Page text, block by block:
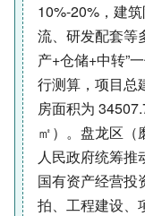
10%-20%，建
流、研发配套等
产+仓储+中转”
行测算，项目总
房面积为
㎡）。盘龙区（
人民政府统筹推
国有资产经营投
拍、工程建设、